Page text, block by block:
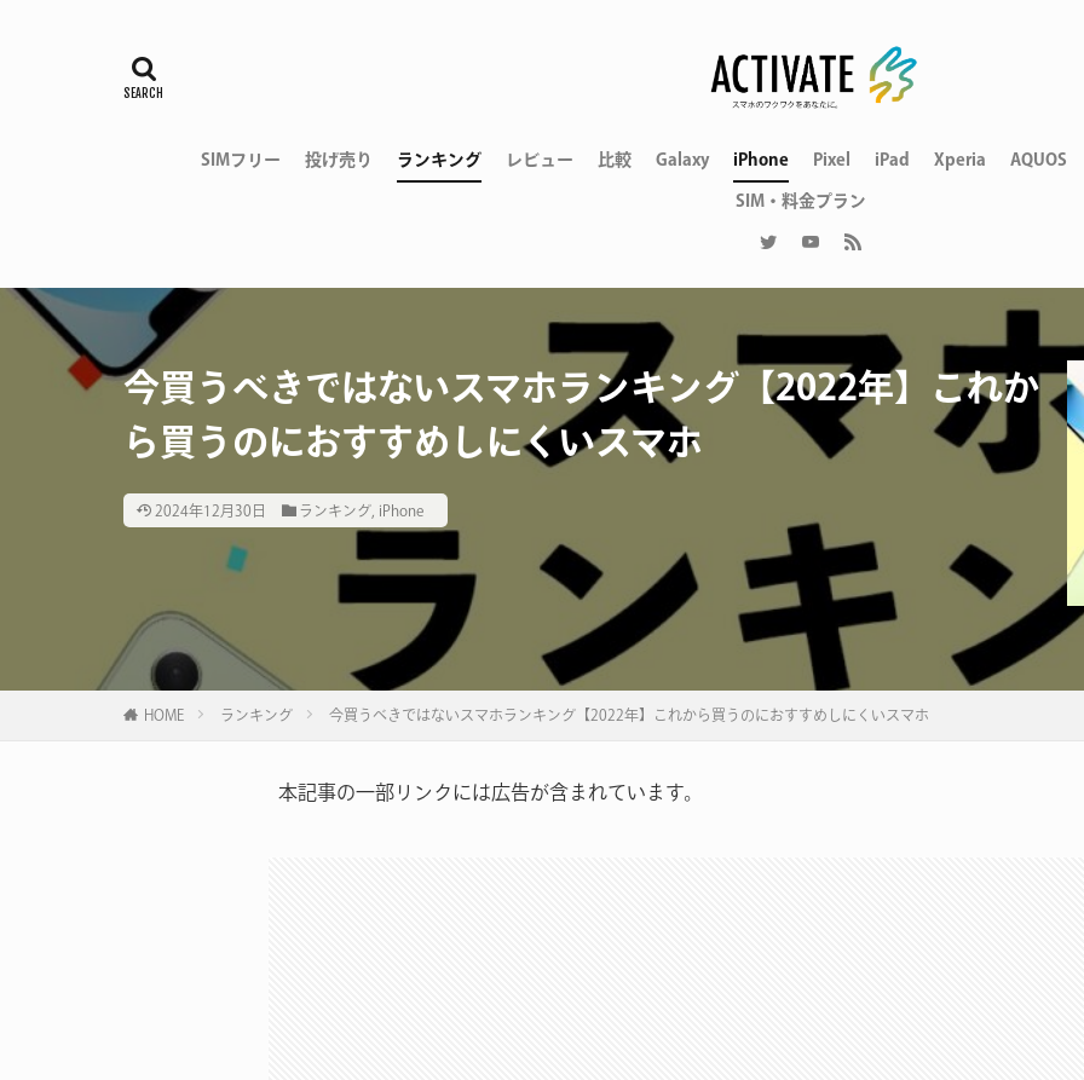
SIMフリー 投げ売り ランキング レビュー 比較 Galaxy iPhone Pixel iPad Xperia AQUOS
SIM・料金プラン
今買うべきではないスマホランキング【2022年】これか
ら買うのにおすすめしにくいスマホ
2024年12月30日 ランキング iPhone
HOME ランキング 今買うべきではないスマホランキング【2022年】これから買うのにおすすめしにくいスマホ
本記事の一部リンクには広告が含まれています。